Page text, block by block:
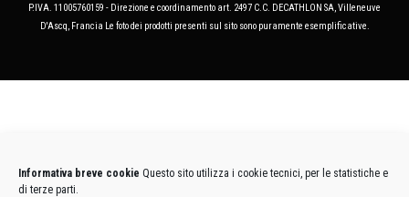
Informativa breve cookie Questo sito utilizza i cookie tecnici, per le statistiche e
di terze parti.
P.IVA. 11005760159 - Direzione e coordinamento art. 2497 C.C. DECATHLON SA, Villeneuve
D'Ascq, Francia Le foto dei prodotti presenti sul sito sono puramente esemplificative.